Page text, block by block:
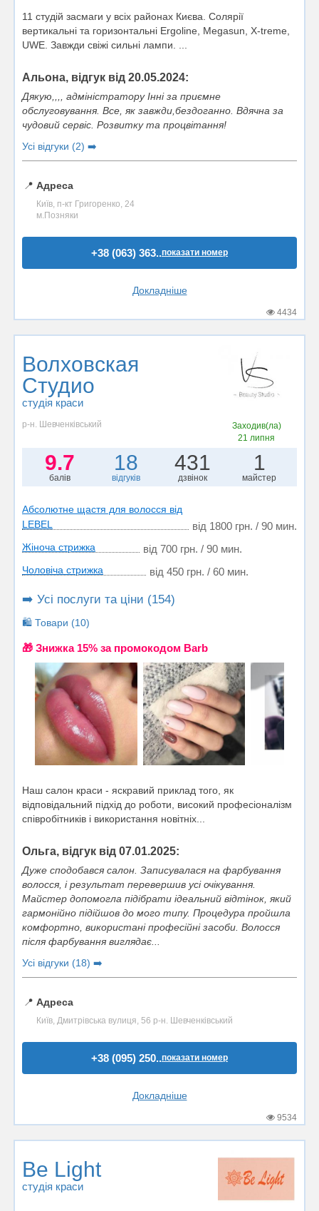
11 студій засмаги у всіх районах Києва. Солярії
вертикальні та горизонтальні Ergoline, Megasun, X-treme,
UWE. Завжди свіжі сильні лампи. ...
Альона, відгук від 20.05.2024:
Дякую,,,, адміністратору Інні за приємне
обслуговування. Все, як завжди,бездоганно. Вдячна за
чудовий сервіс. Розвитку та процвітання!
Усі відгуки (2) ➡️
📍 Адреса
Київ, п-кт Григоренко, 24
м.Позняки
+38 (063) 363..показати номер
Докладніше
4434
Волховская
Студио
студія краси
р-н. Шевченківський
Заходив(ла)
21 липня
9.7
балів
18
відгуків
431
дзвінок
1
майстер
Абсолютне щастя для волосся від
LЕBEL
від 1800 грн. / 90 мин.
Жіноча стрижка від 700 грн. / 90 мин.
Чоловіча стрижка від 450 грн. / 60 мин.
➡️ Усі послуги та ціни (154)
🛍️ Товари (10)
🎁 Знижка 15% за промокодом Barb
Наш салон краси - яскравий приклад того, як
відповідальний підхід до роботи, високий професіоналізм
співробітників і використання новітніх...
Ольга, відгук від 07.01.2025:
Дуже сподобався салон. Записувалася на фарбування
волосся, і результат перевершив усі очікування.
Майстер допомогла підібрати ідеальний відтінок, який
гармонійно підійшов до мого типу. Процедура пройшла
комфортно, використані професійні засоби. Волосся
після фарбування виглядає...
Усі відгуки (18) ➡️
📍 Адреса
Київ, Дмитрівська вулиця, 56 р-н. Шевченківський
+38 (095) 250..показати номер
Докладніше
9534
Be Light
студія краси